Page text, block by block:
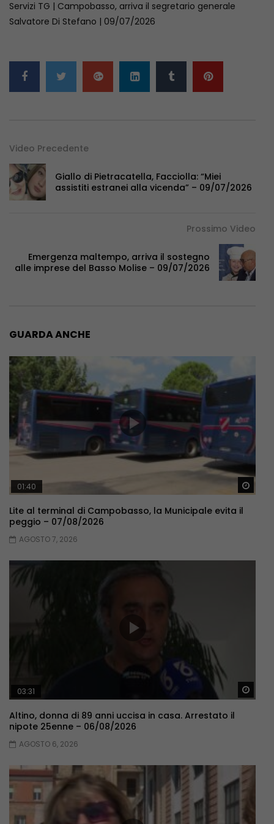
Servizi TG | Campobasso, arriva il segretario generale
Salvatore Di Stefano | 09/07/2026
Video Precedente
Giallo di Pietracatella, Facciolla: “Miei
assistiti estranei alla vicenda” – 09/07/2026
Prossimo Video
Emergenza maltempo, arriva il sostegno
alle imprese del Basso Molise – 09/07/2026
GUARDA ANCHE
01:40
Lite al terminal di Campobasso, la Municipale evita il
peggio – 07/08/2026
AGOSTO 7, 2026
03:31
Altino, donna di 89 anni uccisa in casa. Arrestato il
nipote 25enne – 06/08/2026
AGOSTO 6, 2026